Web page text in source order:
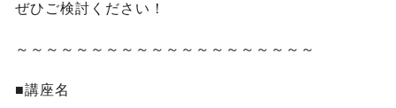
ぜひご検討ください！
～～～～～～～～～～～～～～～～～～～～
■講座名